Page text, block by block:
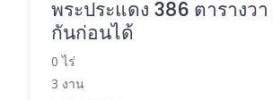
พระประแดง 386 ตารางว
กันก่อนได้
0 ไร่
3 งาน